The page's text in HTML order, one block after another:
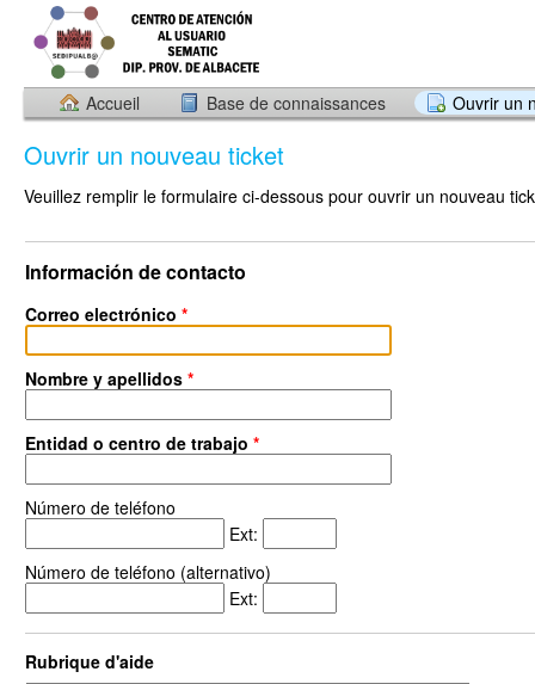
Accueil Base de connaissances Ouvrir un
Ouvrir un nouveau ticket
Veuillez remplir le formulaire ci-dessous pour ouvrir un nouveau
Información de contacto
Correo electrónico *
Nombre y apellidos *
Entidad o centro de trabajo *
Número de teléfono
Ext:
Número de teléfono (alternativo)
Ext:
Rubrique d'aide